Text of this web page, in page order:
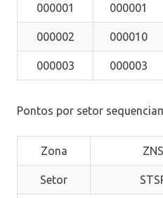
000001 000001
000002 000010
000003 000003
Pontos por setor
Zona
Setor